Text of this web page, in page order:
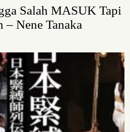
Salah MASUK Tapi
Nene Tanaka